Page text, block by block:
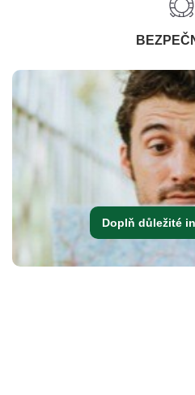
Doplň důležité